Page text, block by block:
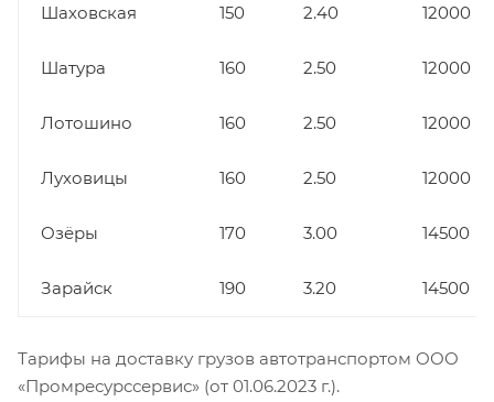
Шаховская 150 2.40 12000
Шатура 160 2.50 12000
Лотошино 160 2.50 12000
Луховицы 160 2.50 12000
Озёры 170 3.00 14500
Зарайск 190 3.20 14500
Тарифы на доставку грузов автотранспортом ООО
«Промресурссервис» (от 01.06.2023 г.).